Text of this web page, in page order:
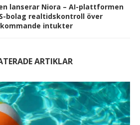
lanserar Niora – AI-plattformen
bolag realtidskontroll över
intukter
ARTIKLAR